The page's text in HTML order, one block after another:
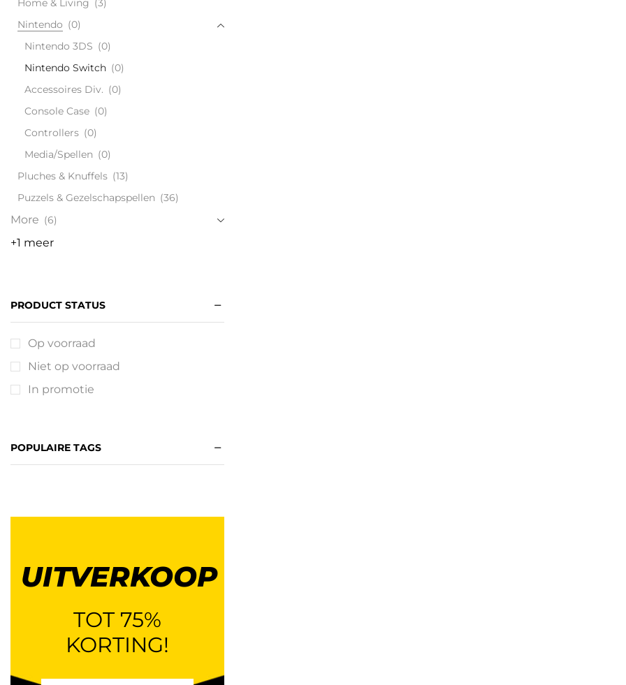
Home & Living (3)
Nintendo (0)
Nintendo 3DS (0)
Nintendo Switch (0)
Accessoires Div. (0)
Console Case (0)
Controllers (0)
Media/Spellen (0)
Pluches & Knuffels (13)
Puzzels & Gezelschapspellen (36)
More (6)
+1 meer
PRODUCT STATUS
Op voorraad
Niet op voorraad
In promotie
POPULAIRE TAGS
UITVERKOOP
TOT 75%
KORTING!